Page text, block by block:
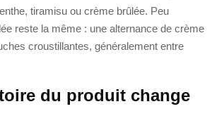
tiramisu ou crème brûlée. Peu
reste la même : une alternance de crème
croustillantes, généralement entre
du produit change